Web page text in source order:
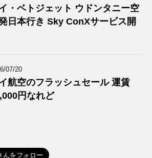
・ベトジェット ウドンタニー空
日本行き Sky ConXサービス開
07/20
航空のフラッシュセール 運賃
円なれど